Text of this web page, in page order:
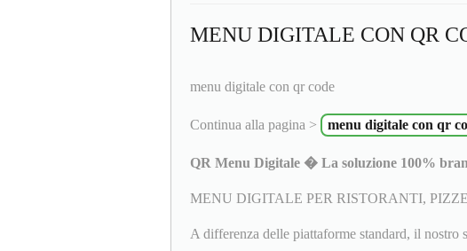
MENU DIGITALE CON QR
menu digitale con qr code
Continua alla pagina > menu digitale con qr
QR Menu Digitale � La soluzione 100%
MENU DIGITALE PER RISTORANTI,
A differenza delle piattaforme standard, il nostro